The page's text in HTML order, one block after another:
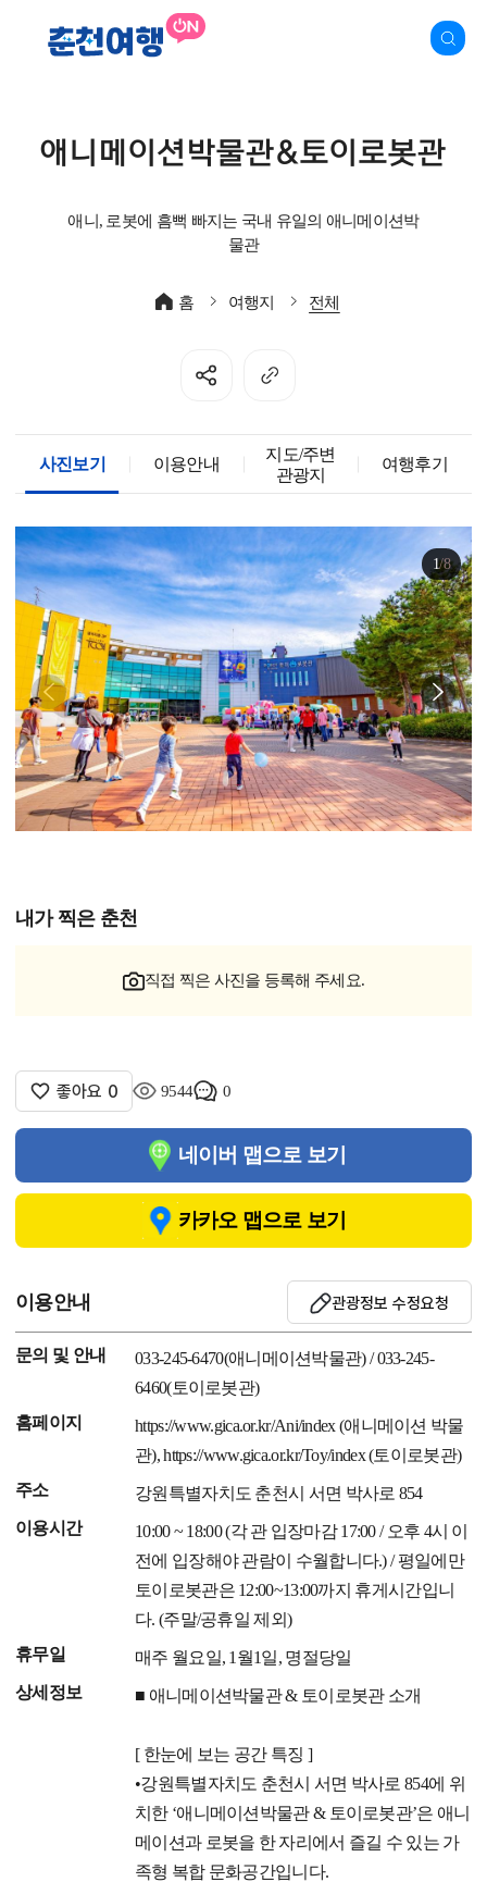
애니메이션박물관&토이로봇관
애니, 로봇에 흠뻑 빠지는 국내 유일의 애니메이션박
물관
홈 여행지 전체
사진보기 이용안내
지도/주변
관광지
여행후기
1/8
내가 찍은 춘천
직접 찍은 사진을 등록해 주세요.
좋아요 0 9544 0
네이버 맵으로 보기
카카오 맵으로 보기
이용안내 관광정보 수정요청
문의 및 안내
033-245-6470(애니메이션박물관) / 033-245-
6460(토이로봇관)
홈페이지
https://www.gica.or.kr/Ani/index (애니메이션 박물
관), https://www.gica.or.kr/Toy/index (토이로봇관)
주소
강원특별자치도 춘천시 서면 박사로 854
이용시간
10:00 ~ 18:00 (각 관 입장마감 17:00 / 오후 4시 이
전에 입장해야 관람이 수월합니다.) / 평일에만
토이로봇관은 12:00~13:00까지 휴게시간입니
다. (주말/공휴일 제외)
휴무일
매주 월요일, 1월1일, 명절당일
상세정보
■ 애니메이션박물관 & 토이로봇관 소개
[ 한눈에 보는 공간 특징 ]
•강원특별자치도 춘천시 서면 박사로 854에 위
치한 ‘애니메이션박물관 & 토이로봇관’은 애니
메이션과 로봇을 한 자리에서 즐길 수 있는 가
족형 복합 문화공간입니다.